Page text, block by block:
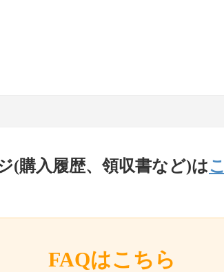
(購入履歴、領収書など)は
FAQはこちら